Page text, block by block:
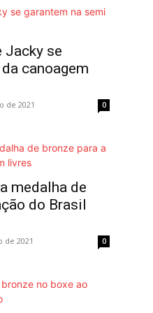
Jacky se
canoagem
de 2021 0
medalha de
do Brasil
de 2021 0